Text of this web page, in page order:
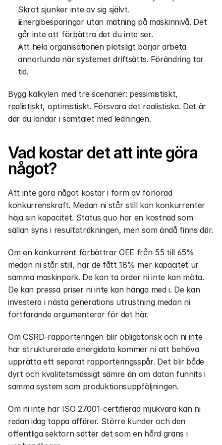
Skrot sjunker inte av sig självt.
Energibesparingar utan mätning på maskinnivå. Det
går inte att förbättra det du inte ser.
Att hela organisationen plötsligt börjar arbeta
annorlunda när systemet driftsätts. Förändring tar
tid.
Bygg kalkylen med tre scenarier: pessimistiskt,
realistiskt, optimistiskt. Försvara det realistiska. Det är
där du landar i samtalet med ledningen.
Vad kostar det att inte göra
något?
Att inte göra något kostar i form av förlorad
konkurrenskraft. Medan ni står still kan konkurrenter
höja sin kapacitet. Status quo har en kostnad som
sällan syns i resultaträkningen, men som ändå finns där.
Om en konkurrent förbättrar OEE från 55 till 65%
medan ni står still, har de fått 18% mer kapacitet ur
samma maskinpark. De kan ta order ni inte kan möta.
De kan pressa priser ni inte kan hänga med i. De kan
investera i nästa generations utrustning medan ni
fortfarande argumenterar för det här.
Om CSRD-rapporteringen blir obligatorisk och ni inte
har strukturerade energidata kommer ni att behöva
upprätta ett separat rapporteringsspår. Det blir både
dyrt och kvalitetsmässigt sämre än om datan funnits i
samma system som produktionsuppföljningen.
Om ni inte har ISO 27001-certifierad mjukvara kan ni
redan idag tappa affärer. Större kunder och den
offentliga sektorn sätter det som en hård gräns i